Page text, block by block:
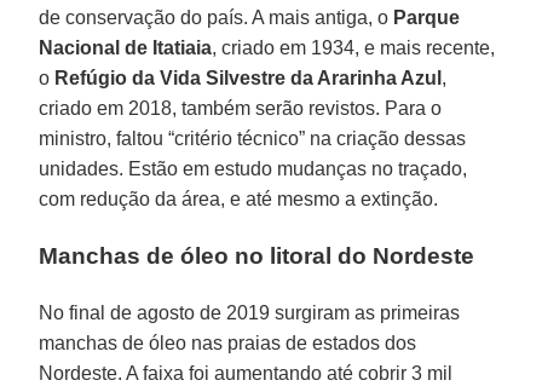
de conservação do país. A mais antiga, o Parque
Nacional de Itatiaia, criado em 1934, e mais recente,
o Refúgio da Vida Silvestre da Ararinha Azul ,
criado em 2018, também serão revistos. Para o
ministro, faltou “critério técnico” na criação dessas
unidades. Estão em estudo mudanças no traçado,
com redução da área, e até mesmo a extinção.
Manchas de óleo no litoral do Nordeste
No final de agosto de 2019 surgiram as primeiras
manchas de óleo nas praias de estados dos
Nordeste. A faixa foi aumentando até cobrir 3 mil